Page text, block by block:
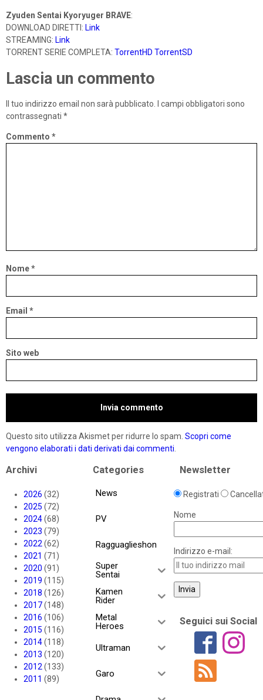
Zyuden Sentai Kyoryuger BRAVE:
DOWNLOAD DIRETTI: Link
STREAMING: Link
TORRENT SERIE COMPLETA: TorrentHD TorrentSD
Lascia un commento
Il tuo indirizzo email non sarà pubblicato.
I campi obbligatori sono
contrassegnati *
Commento *
Nome*
Email *
Sito web
Questo sito utilizza Akismet per ridurre lo spam. Scopri come
vengono elaborati i dati derivati dai commenti.
Archivi
2026 (32)
2025 (72)
2024(68)
2023 (79)
2022(62)
2021 (71)
2020 (91)
2019 (115)
2018 (126)
2017(148)
2016 (106)
2015 (116)
2014(118)
2013 (120)
2012(133)
2011 (89)
Categories
News
PV
Ragguaglieshon
Super
Sentai
Kamen
Rider
Metal
Heroes
Ultraman
Garo
Newsletter
Registrati
Nome
Indirizzo e-mail:
Seguici sui Social